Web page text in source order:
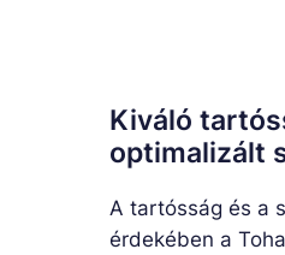
Kiváló
optimalizált
A tartósság és a
érdekében a